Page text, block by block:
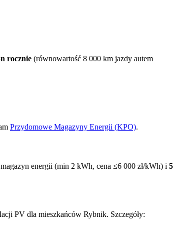
rocznie (równowartość 8 000 km jazdy autem
Przydomowe Magazyny Energii (KPO).
energii (min 2 kWh, cena ≤6 000 zł/kWh) i 5
PV dla mieszkańców Rybnik. Szczegóły: